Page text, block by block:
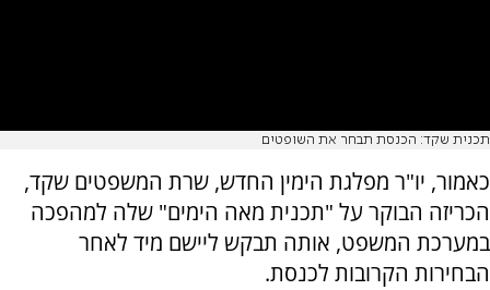
תכנית שקד: הכנסת תבחר את השופטים
כאמור, יו"ר מפלגת הימין החדש, שרת המשפטים שקד,
הכריזה הבוקר על "תכנית מאה הימים" שלה למהפכה
במערכת המשפט, אותה תבקש ליישם מיד לאחר
הבחירות הקרובות לכנסת.